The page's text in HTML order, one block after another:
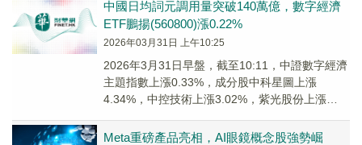
中國日均詞元調用量突破140萬億，數字經濟
ETF鵬揚(560800)漲0.22%
2026年03月31日 上午10:25
2026年3月31日早盤，截至10:11，中證數字經濟
主題指數上漲0.33%，成分股中科星圖上漲
4.34%，中控技術上漲3.02%，紫光股份上漲
Meta重磅產品亮相，AI眼鏡概念股強勢崛